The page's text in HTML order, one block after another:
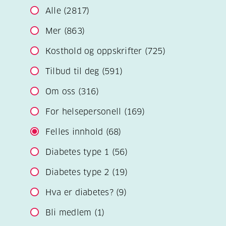
Alle (2817)
Mer (863)
Kosthold og oppskrifter (725)
Tilbud til deg (591)
Om oss (316)
For helsepersonell (169)
Felles innhold (68)
Diabetes type 1 (56)
Diabetes type 2 (19)
Hva er diabetes? (9)
Bli medlem (1)